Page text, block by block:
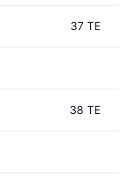
37 TE
38 TE